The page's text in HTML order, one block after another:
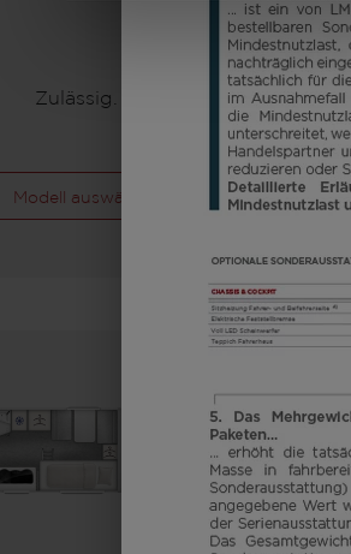
Schlafplätze
1360 kg
Zulässig. Gesamtgewicht
Modell auswählen